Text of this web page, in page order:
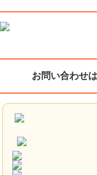
お問い合わせ